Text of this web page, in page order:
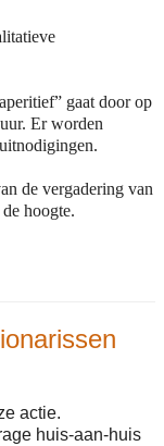
gaat door op
Er worden
de vergadering van
hoogte.
actie.
huis-aan-huis